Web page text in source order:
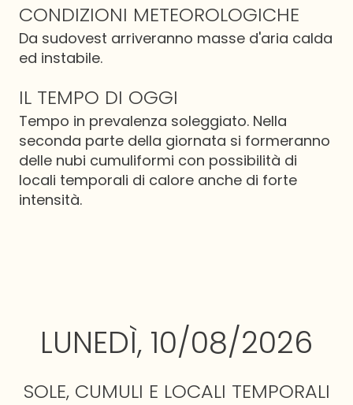
CONDIZIONI METEOROLOGICHE
Da sudovest arriveranno masse d'aria calda
ed instabile.
IL TEMPO DI OGGI
Tempo in prevalenza soleggiato. Nella
seconda parte della giornata si formeranno
delle nubi cumuliformi con possibilità di
locali temporali di calore anche di forte
intensità.
LUNEDÌ, 10/08/2026
SOLE, CUMULI E LOCALI TEMPORALI